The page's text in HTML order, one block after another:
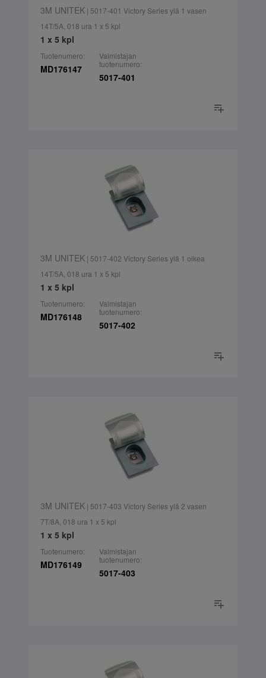
3M UNITEK| 5017-401 Victory Series ylä 1 vasen
14T/5A, 018 ura 1 x 5 kpl
1 x 5 kpl
Tuotenumero:
MD176147
Valmistajan
tuotenumero:
5017-401
3M UNITEK| 5017-402 Victory Series ylä 1 oikea
14T/5A, 018 ura 1 x 5 kpl
1 x 5 kpl
Tuotenumero:
MD176148
Valmistajan
tuotenumero:
5017-402
3M UNITEK| 5017-403 Victory Series ylä 2 vasen
7T/8A, 018 ura 1 x 5 kpl
1 x 5 kpl
Tuotenumero:
MD176149
Valmistajan
tuotenumero:
5017-403